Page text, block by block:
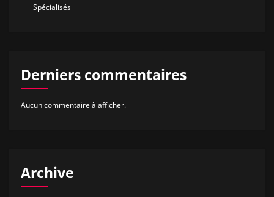
Spécialisés
Derniers commentaires
Aucun commentaire à afficher.
Archive